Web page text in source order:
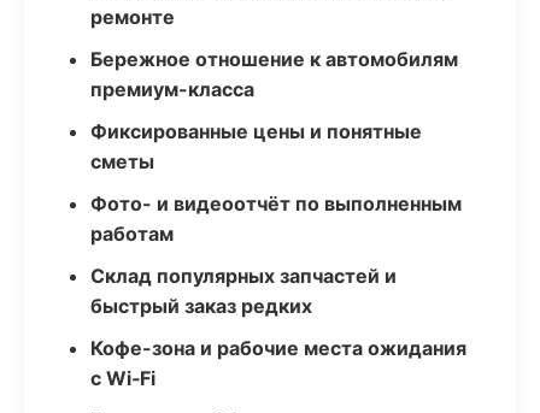
ремонте
Бережное отношение к автомобилям
премиум-класса
Фиксированные цены и понятные
сметы
Фото- и видеоотчёт по выполненным
работам
Склад популярных запчастей и
быстрый заказ редких
Кофе-зона и рабочие места ожидания
с Wi‑Fi